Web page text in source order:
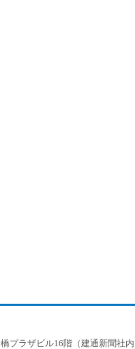
プラザビル16階（建通新聞社